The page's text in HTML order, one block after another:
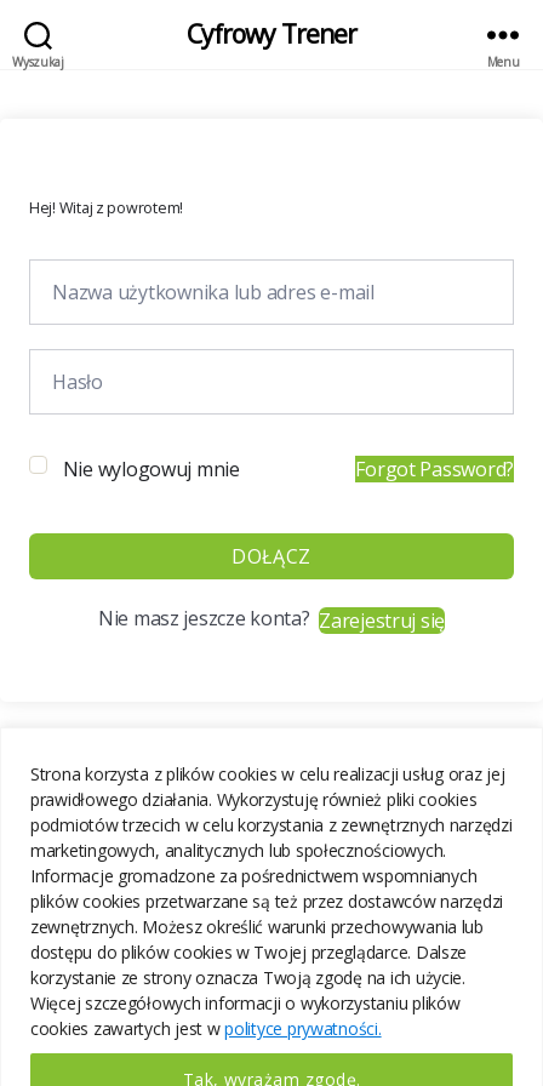
Strona korzysta z plików cookies w celu realizacji usług oraz jej
prawidłowego działania. Wykorzystuję również pliki cookies
podmiotów trzecich w celu korzystania z zewnętrznych narzędzi
marketingowych, analitycznych lub społecznościowych.
Informacje gromadzone za pośrednictwem wspomnianych
plików cookies przetwarzane są też przez dostawców narzędzi
zewnętrznych. Możesz określić warunki przechowywania lub
dostępu do plików cookies w Twojej przeglądarce. Dalsze
korzystanie ze strony oznacza Twoją zgodę na ich użycie.
Więcej szczegółowych informacji o wykorzystaniu plików
cookies zawartych jest wpolityce prywatności.
Tak, wyrażam zgodę.
Wyszukaj
Cyfrowy Trener
Menu
Hej! Witaj z powrotem!
Nie wylogowuj mnie Forgot Password?
DOŁĄCZ
Nie masz jeszcze konta?Zarejestruj się